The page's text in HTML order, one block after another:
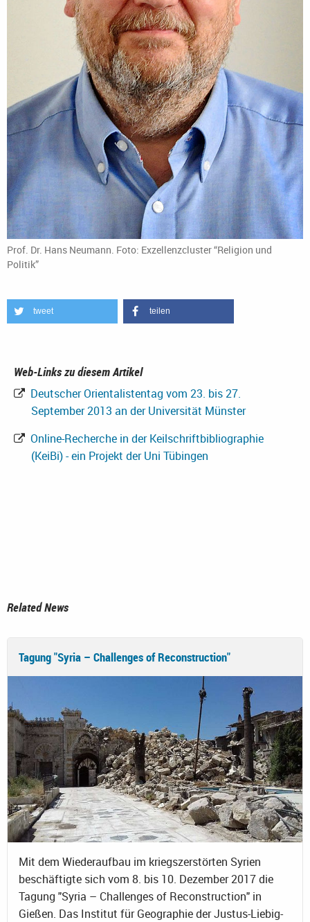
Prof. Dr. Hans Neumann. Foto: Exzellenzcluster “Religion und
Politik”
tweet teilen
Web-Links zu diesem Artikel
Deutscher Orientalistentag vom 23. bis 27.
September 2013 an der Universität Münster
Online-Recherche in der Keilschriftbibliographie
(KeiBi) - ein Projekt der Uni Tübingen
Related News
Tagung "Syria – Challenges of Reconstruction"
Mit dem Wiederaufbau im kriegszerstörten Syrien
beschäftigte sich vom 8. bis 10. Dezember 2017 die
Tagung "Syria – Challenges of Reconstruction" in
Gießen. Das Institut für Geographie der Justus-Liebig-